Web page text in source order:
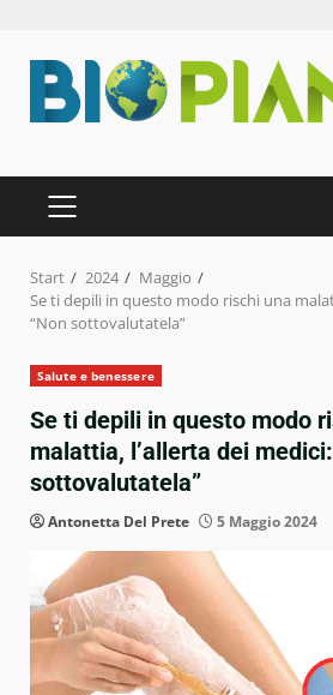
Inhalt
springen
PRIMÄRES
MENÜ
Start 2024
Maggio
Se ti depili in questo modo rischi una
“Non sottovalutatela”
Salute e benessere
Se ti depili in questo modo
malattia, l’allerta dei
sottovalutatela”
Antonetta Del Prete 5 Maggio 2024